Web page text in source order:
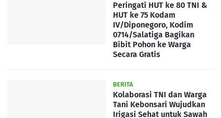
Peringati HUT ke 80 TNI &
HUT ke 75 Kodam
IV/Diponegoro, Kodim
0714/Salatiga Bagikan
Bibit Pohon ke Warga
Secara Gratis
BERITA
Kolaborasi TNI dan Warga
Tani Kebonsari Wujudkan
Irigasi Sehat untuk Sawah